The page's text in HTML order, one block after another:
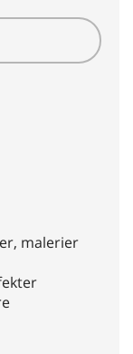
malerier